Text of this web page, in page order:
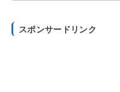
スポンサードリンク